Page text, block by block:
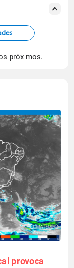
de Previsão
próximos.
provoca